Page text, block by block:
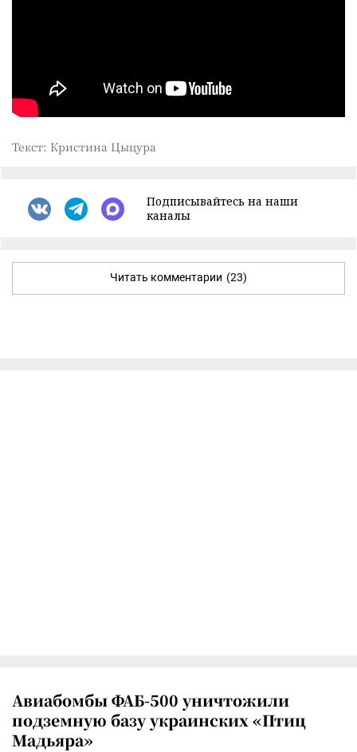
Текст: Кристина Цыцура
Подписывайтесь на наши
каналы
Читать комментарии (23)
Авиабомбы ФАБ-500 уничтожили
подземную базу украинских «Птиц
Мадьяра»